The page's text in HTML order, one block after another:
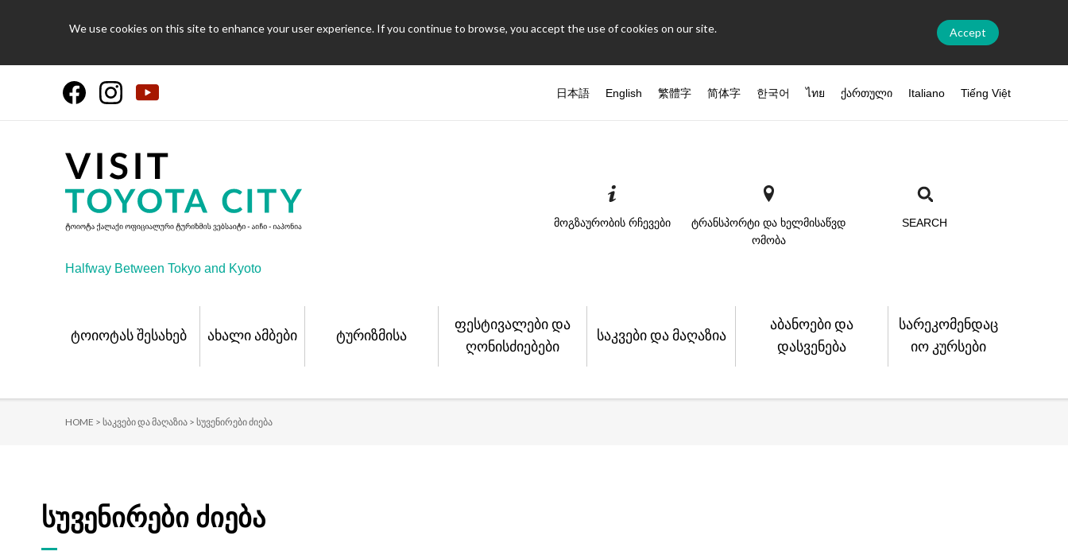
We use cookies on this site to enhance your user experience. If you continue to browse, you accept the use of cookies on our site. Accept
日本語 English 繁體字 简体字 한국어 ไทย ქართული Italiano Tiếng Việt
Halfway Between Tokyo and Kyoto
მოგზაურობის რჩევები
ტრანსპორტი და ხელმისაწვდ
ომობა
SEARCH
ტოიოტას შესახებ ახალი ამბები ტურიზმისა
ფესტივალები და
ღონისძიებები
საკვები და მაღაზია
აბანოები და
დასვენება
სარეკომენდაც
იო კურსები
HOME > საკვები და მაღაზია > სუვენირები ძიება
სუვენირები ძიება